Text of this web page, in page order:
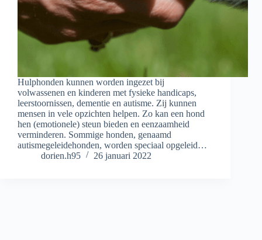
Hulphonden kunnen worden ingezet bij
volwassenen en kinderen met fysieke handicaps,
leerstoornissen, dementie en autisme. Zij kunnen
mensen in vele opzichten helpen. Zo kan een hond
hen (emotionele) steun bieden en eenzaamheid
verminderen. Sommige honden, genaamd
autismegeleidehonden, worden speciaal opgeleid…
dorien.h95
26 januari 2022